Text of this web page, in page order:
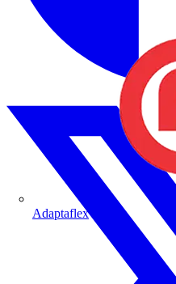
Adaptaflex